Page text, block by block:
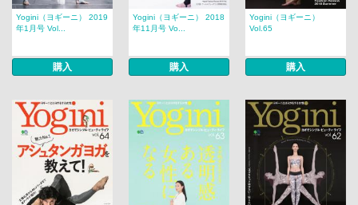
Yogini（ヨギーニ） 2019
年1月号 Vol...
購入
Yogini（ヨギーニ） 2018
年11月号 Vo...
購入
Yogini（ヨギーニ）
Vol.65
購入